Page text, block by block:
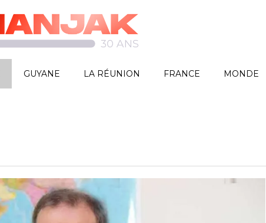
GUYANE LA RÉUNION FRANCE MONDE